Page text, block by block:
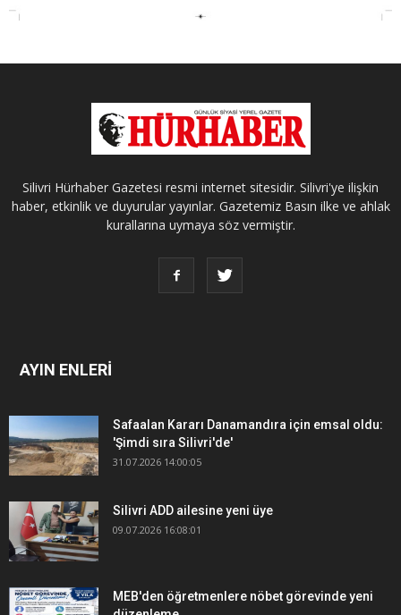
Silivri Hürhaber Gazetesi resmi internet sitesidir. Silivri'ye ilişkin
haber, etkinlik ve duyurular yayınlar. Gazetemiz Basın ilke ve ahlak
kurallarına uymaya söz vermiştir.
AYIN ENLERİ
Safaalan Kararı Danamandıra için emsal oldu:
'Şimdi sıra Silivri'de'
31.07.2026 14:00:05
Silivri ADD ailesine yeni üye
09.07.2026 16:08:01
MEB'den öğretmenlere nöbet görevinde yeni